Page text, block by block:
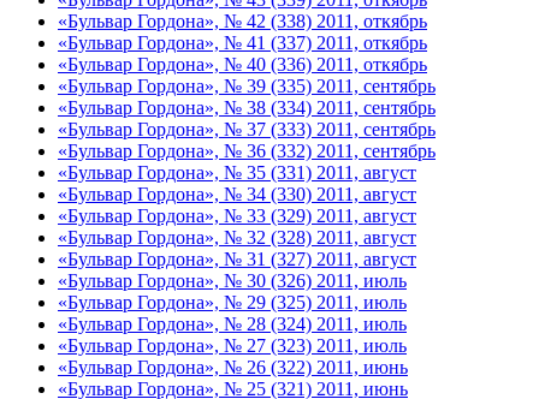
«Бульвар Гордона», № 42 (338) 2011, откябрь
«Бульвар Гордона», № 41 (337) 2011, откябрь
«Бульвар Гордона», № 40 (336) 2011, откябрь
«Бульвар Гордона», № 39 (335) 2011, сентябрь
«Бульвар Гордона», № 38 (334) 2011, сентябрь
«Бульвар Гордона», № 37 (333) 2011, сентябрь
«Бульвар Гордона», № 36 (332) 2011, сентябрь
«Бульвар Гордона», № 35 (331) 2011, август
«Бульвар Гордона», № 34 (330) 2011, август
«Бульвар Гордона», № 33 (329) 2011, август
«Бульвар Гордона», № 32 (328) 2011, август
«Бульвар Гордона», № 31 (327) 2011, август
«Бульвар Гордона», № 30 (326) 2011, июль
«Бульвар Гордона», № 29 (325) 2011, июль
«Бульвар Гордона», № 28 (324) 2011, июль
«Бульвар Гордона», № 27 (323) 2011, июль
«Бульвар Гордона», № 26 (322) 2011, июнь
«Бульвар Гордона», № 25 (321) 2011, июнь